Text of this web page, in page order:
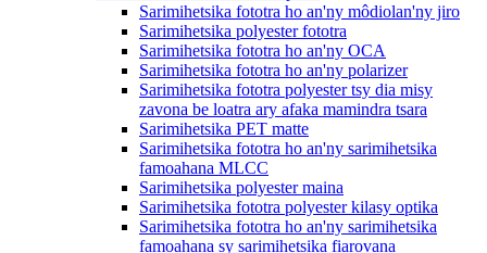
Sarimihetsika fototra ho an'ny môdiolan'ny jiro
Sarimihetsika polyester fototra
Sarimihetsika fototra ho an'ny OCA
Sarimihetsika fototra ho an'ny polarizer
Sarimihetsika fototra polyester tsy dia misy
zavona be loatra ary afaka mamindra tsara
Sarimihetsika PET matte
Sarimihetsika fototra ho an'ny sarimihetsika
famoahana MLCC
Sarimihetsika polyester maina
Sarimihetsika fototra polyester kilasy optika
Sarimihetsika fototra ho an'ny sarimihetsika
famoahana sy sarimihetsika fiarovana